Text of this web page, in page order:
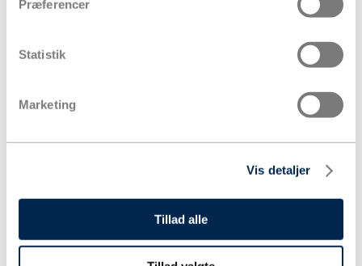
Præferencer
Statistik
Marketing
Vis detaljer
Tillad alle